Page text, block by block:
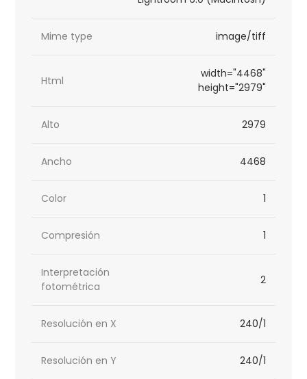
Mime type image/tiff
Html
width="4468"
height="2979"
Alto 2979
Ancho 4468
Color 1
Compresión 1
Interpretación
fotométrica
2
Resolución en X 240/1
Resolución en Y 240/1